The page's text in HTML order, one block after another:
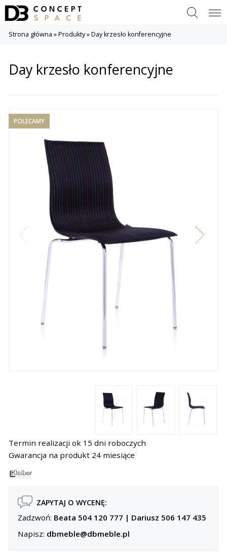
Szukaj Menu
Strona główna »Produkty»Day krzesło konferencyjne
Day krzesło konferencyjne
POLECAMY
Termin realizacji ok 15 dni roboczych
Gwarancja na produkt 24 miesiące
ZAPYTAJ O WYCENĘ:
Zadzwoń: Beata 504 120 777 | Dariusz 506 147 435
Napisz: dbmeble@dbmeble.pl